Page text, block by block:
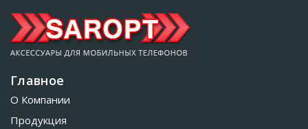
Главное
О Компании
Продукция